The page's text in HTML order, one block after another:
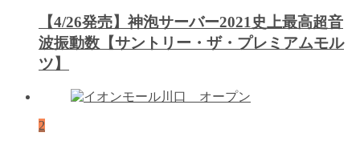
【4/26発売】神泡サーバー2021史上最高超音
波振動数【サントリー・ザ・プレミアムモル
ツ】
2